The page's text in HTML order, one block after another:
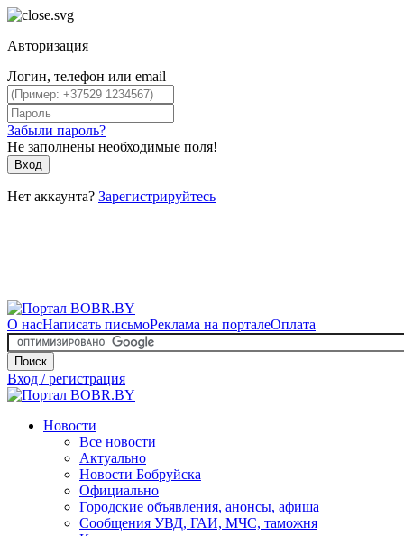
Авторизация
Логин, телефон или email
Забыли пароль?
Не заполнены необходимые поля!
Вход
Нет аккаунта? Зарегистрируйтесь
О насНаписать письмоРеклама на порталеОплата
Поиск
Вход / регистрация
Новости
Все новости
Актуально
Новости Бобруйска
Официально
Городские объявления, анонсы, афиша
Сообщения УВД, ГАИ, МЧС, таможня